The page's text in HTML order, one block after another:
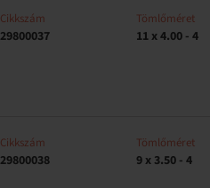
Cikkszám
29800037
Tömlőméret
11 x 4.00 - 4
Cikkszám
29800038
Tömlőméret
9 x 3.50 - 4